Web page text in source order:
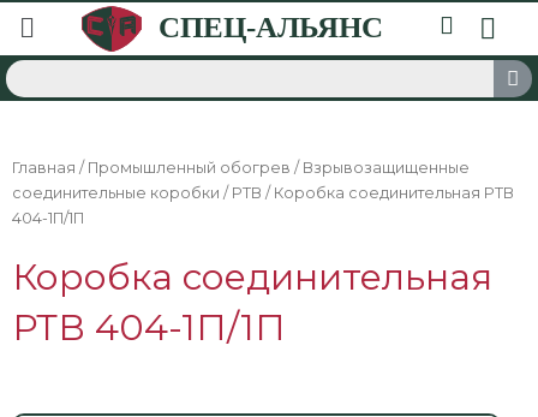
Главная / Промышленный обогрев / Взрывозащищенные
соединительные коробки / РТВ / Коробка соединительная РТВ
404-1П/1П
Коробка соединительная
РТВ 404-1П/1П